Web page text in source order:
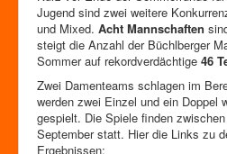
Jugend sind zwei weitere
und Mixed. Acht Mannschaften
steigt die Anzahl der Büchlberger
Sommer auf rekordverdächtige 46
Zwei Damenteams schlagen im
werden zwei Einzel und ein Doppel
gespielt. Die Spiele finden
September statt. Hier die Links zu
Ergebnissen: